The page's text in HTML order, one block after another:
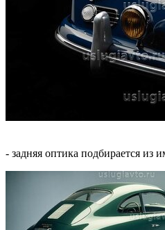
- задняя оптика подбирается